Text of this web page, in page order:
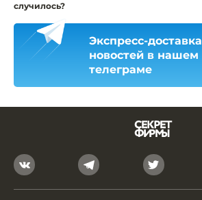
случилось?
Экспресс-доставка
новостей в нашем
телеграме